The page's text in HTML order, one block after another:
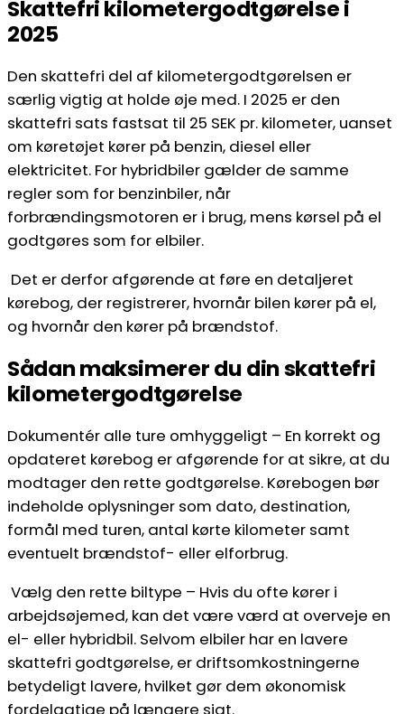
Skattefri kilometergodtgørelse i
2025
Den skattefri del af kilometergodtgørelsen er
særlig vigtig at holde øje med. I 2025 er den
skattefri sats fastsat til 25 SEK pr. kilometer, uanset
om køretøjet kører på benzin, diesel eller
elektricitet. For hybridbiler gælder de samme
regler som for benzinbiler, når
forbrændingsmotoren er i brug, mens kørsel på el
godtgøres som for elbiler.
Det er derfor afgørende at føre en detaljeret
kørebog, der registrerer, hvornår bilen kører på el,
og hvornår den kører på brændstof.
Sådan maksimerer du din skattefri
kilometergodtgørelse
Dokumentér alle ture omhyggeligt – En korrekt og
opdateret kørebog er afgørende for at sikre, at du
modtager den rette godtgørelse. Kørebogen bør
indeholde oplysninger som dato, destination,
formål med turen, antal kørte kilometer samt
eventuelt brændstof- eller elforbrug.
Vælg den rette biltype – Hvis du ofte kører i
arbejdsøjemed, kan det være værd at overveje en
el- eller hybridbil. Selvom elbiler har en lavere
skattefri godtgørelse, er driftsomkostningerne
betydeligt lavere, hvilket gør dem økonomisk
fordelagtige på længere sigt.